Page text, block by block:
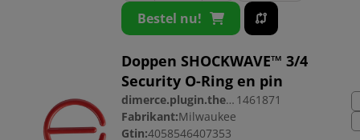
Bestel nu!
Doppen SHOCKWAVE™ 3/4
Security O-Ring en pin
dimerce.plugin.theme.productnr: 1461871
Fabrikant:Milwaukee
Gtin:4058546407353